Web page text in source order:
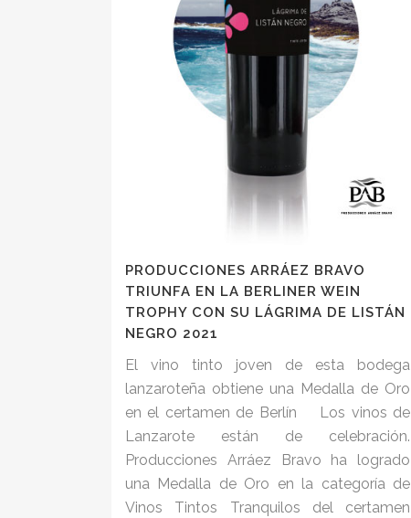
PRODUCCIONES ARRÁEZ BRAVO
TRIUNFA EN LA BERLINER WEIN
TROPHY CON SU LÁGRIMA DE LISTÁN
NEGRO 2021
El vino tinto joven de esta bodega
lanzaroteña obtiene una Medalla de Oro
en el certamen de Berlín Los vinos de
Lanzarote están de celebración.
Producciones Arráez Bravo ha logrado
una Medalla de Oro en la categoría de
Vinos Tintos Tranquilos del certamen